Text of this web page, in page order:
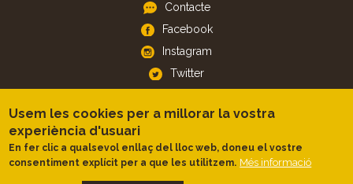
Contacte
Facebook
Instagram
Twitter
APP
iOS
Android
Usem les cookies per a millorar la vostra
experiència d'usuari
En fer clic a qualsevol enllaç del lloc web, doneu el vostre
consentiment explícit per a que les utilitzem. Més informació